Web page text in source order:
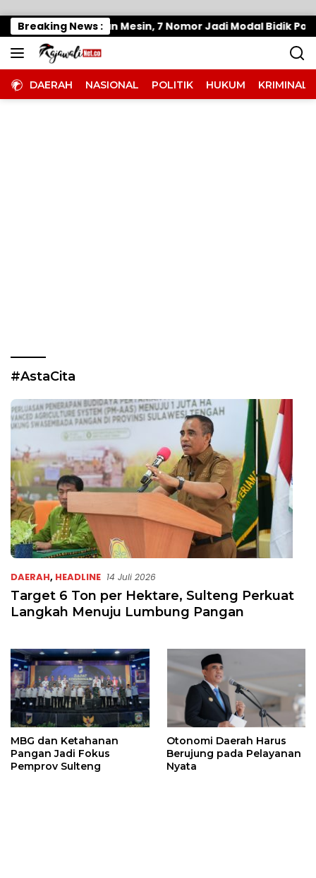
Breaking News :
Panaskan Mesin, 7 Nomor Jadi Modal Bidik
DAERAH NASIONAL POLITIK HUKUM KRIMINAL
#AstaCita
DAERAH, HEADLINE 14 Juli 2026
Target 6 Ton per Hektare, Sulteng Perkuat
Langkah Menuju Lumbung Pangan
MBG dan Ketahanan
Pangan Jadi Fokus
Pemprov Sulteng
Otonomi Daerah Harus
Berujung pada Pelayanan
Nyata